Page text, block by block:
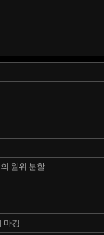
원위 분할
마킹